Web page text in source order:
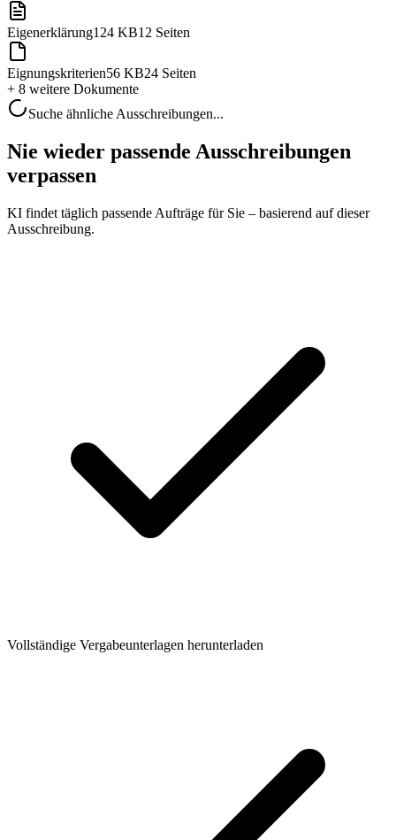
Eigenerklärung124 KB12 Seiten
Eignungskriterien56 KB24 Seiten
+ 8 weitere Dokumente
Suche ähnliche Ausschreibungen...
Nie wieder passende Ausschreibungen
verpassen
KI findet täglich passende Aufträge für Sie – basierend auf dieser
Ausschreibung.
Vollständige Vergabeunterlagen herunterladen